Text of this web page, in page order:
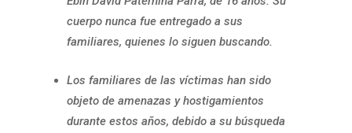
cuerpo nunca fue entregado a sus
familiares, quienes lo siguen buscando.
Los familiares de las víctimas han sido
objeto de amenazas y hostigamientos
durante estos años, debido a su búsqueda